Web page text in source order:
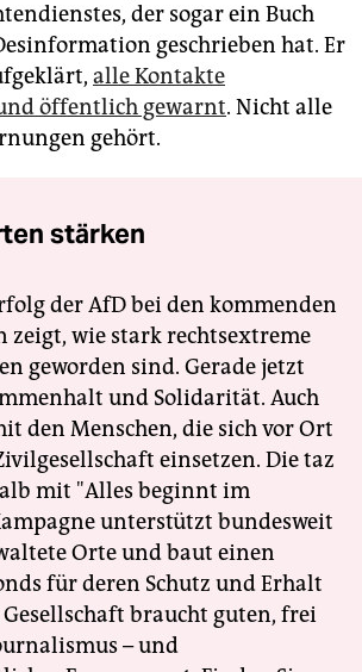
der sogar ein Buch
geschrieben hat. Er
alle Kontakte
öffentlich gewarnt. Nicht alle
gehört.
stärken
der AfD bei den kommenden
zeigt, wie stark rechtsextreme
geworden sind. Gerade jetzt
und Solidarität. Auch
den Menschen, die sich vor Ort
einsetzen. Die taz
mit "Alles beginnt im
unterstützt bundesweit
Orte und baut einen
für deren Schutz und Erhalt
braucht guten, frei
– und